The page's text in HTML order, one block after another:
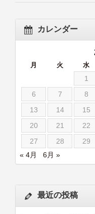
カレンダー
月 火 水
1
6
7 8
13
14 15
20
21 22
27
28 29
« 4月
6月 »
最近の投稿